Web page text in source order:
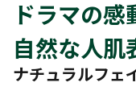
ドラマの
自然な人肌
ナチュラルフェ